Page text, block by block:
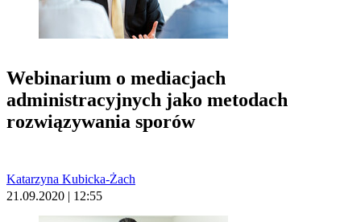
Webinarium o mediacjach
administracyjnych jako metodach
rozwiązywania sporów
Katarzyna Kubicka-Żach
21.09.2020 | 12:55